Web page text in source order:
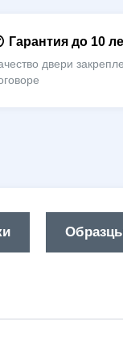
Гарантия до 10
двери